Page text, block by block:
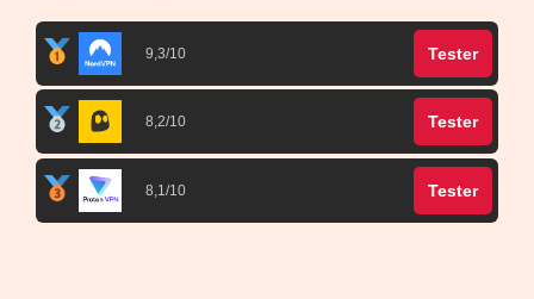
9,3/10 Tester
8,2/10 Tester
8,1/10 Tester